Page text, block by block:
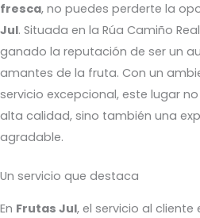
fresca, no puedes perderte la
Jul. Situada en la Rúa Camiño
ganado la reputación de ser un
amantes de la fruta. Con un
servicio excepcional, este lugar
alta calidad, sino también una
agradable.
Un servicio que destaca
En Frutas Jul, el servicio al